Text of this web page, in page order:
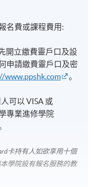
名費或課程費用:
開立繳費靈戶口及設
申請繳費靈戶口及密
www.ppshk.com 。
可以 VISA 或
專業進修學院
卡持有人如欲享用十個
學院設有報名服務的教